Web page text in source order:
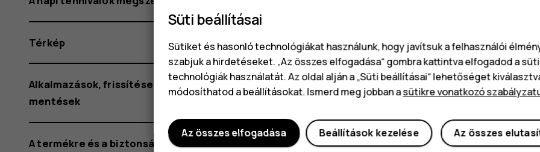
Térkép
Alkalmazások, frissítések és biztonsági
mentések
A termékre és a biztonságra vonatkozó
Süti beállításai
Sütiket és hasonló technológiákat használunk, hogy javítsuk a felhasználói
szabjuk a hirdetéseket. „Az összes elfogadása“ gombra kattintva elfogadod a
technológiák használatát. Az oldal alján a „Süti beállításai“ lehetőséget
módosíthatod a beállításokat. Ismerd meg jobban asütikre vonatkozó
Az összes
Beállítások kezelése
Az összes elfogadása